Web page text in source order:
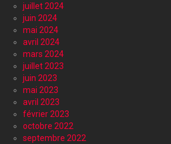
juillet 2024
juin 2024
mai 2024
avril 2024
mars 2024
juillet 2023
juin 2023
mai 2023
avril 2023
février 2023
octobre 2022
septembre 2022